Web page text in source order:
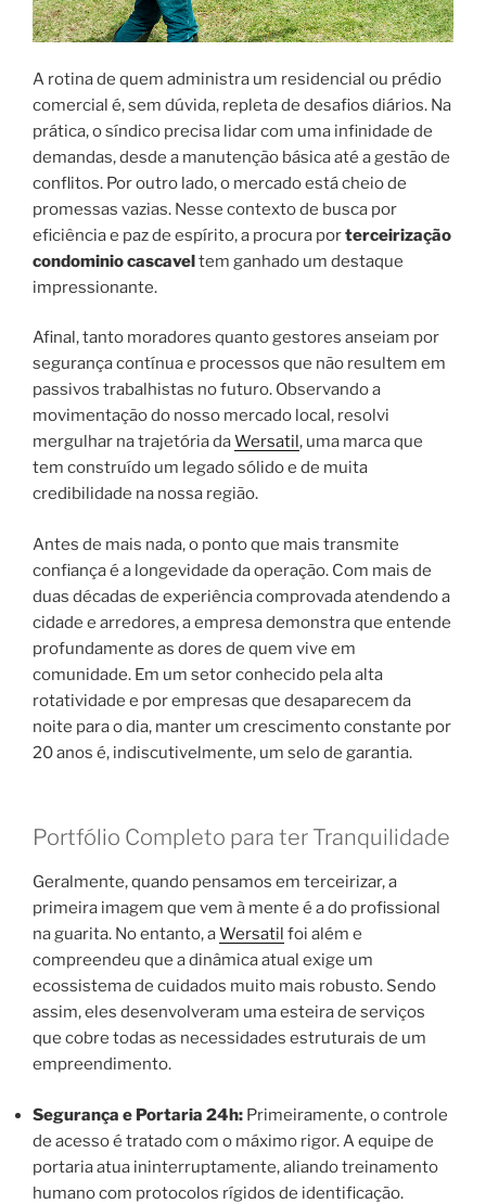
A rotina de quem administra um residencial ou prédio
comercial é, sem dúvida, repleta de desafios diários. Na
prática, o síndico precisa lidar com uma infinidade de
demandas, desde a manutenção básica até a gestão de
conflitos. Por outro lado, o mercado está cheio de
promessas vazias. Nesse contexto de busca por
eficiência e paz de espírito, a procura porterceirização
condominio cascaveltem ganhado um destaque
impressionante.
Afinal, tanto moradores quanto gestores anseiam por
segurança contínua e processos que não resultem em
passivos trabalhistas no futuro. Observando a
movimentação do nosso mercado local, resolvi
mergulhar na trajetória daWersatil, uma marca que
tem construído um legado sólido e de muita
credibilidade na nossa região.
Antes de mais nada, o ponto que mais transmite
confiança é a longevidade da operação. Com mais de
duas décadas de experiência comprovada atendendo a
cidade e arredores, a empresa demonstra que entende
profundamente as dores de quem vive em
comunidade. Em um setor conhecido pela alta
rotatividade e por empresas que desaparecem da
noite para o dia, manter um crescimento constante por
20 anos é, indiscutivelmente, um selo de garantia.
Portfólio Completo para ter Tranquilidade
Geralmente, quando pensamos em terceirizar, a
primeira imagem que vem à mente é a do profissional
na guarita. No entanto, aWersatil foi além e
compreendeu que a dinâmica atual exige um
ecossistema de cuidados muito mais robusto. Sendo
assim, eles desenvolveram uma esteira de serviços
que cobre todas as necessidades estruturais de um
empreendimento.
Segurança e Portaria 24h: Primeiramente, o controle
de acesso é tratado com o máximo rigor. A equipe de
portaria atua ininterruptamente, aliando treinamento
humano com protocolos rígidos de identificação.